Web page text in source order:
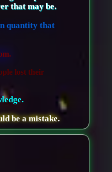
that may be.
quantity that
lost their
be a mistake.